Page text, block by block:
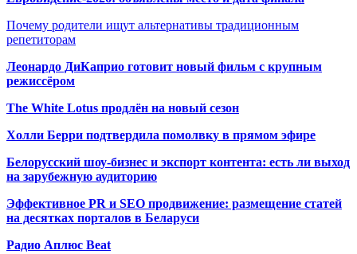
Почему родители ищут альтернативы традиционным
репетиторам
Леонардо ДиКаприо готовит новый фильм с крупным
режиссёром
The White Lotus продлён на новый сезон
Холли Берри подтвердила помолвку в прямом эфире
Белорусский шоу-бизнес и экспорт контента: есть ли выход
на зарубежную аудиторию
Эффективное PR и SEO продвижение: размещение статей
на десятках порталов в Беларуси
Радио Аплюс Beat